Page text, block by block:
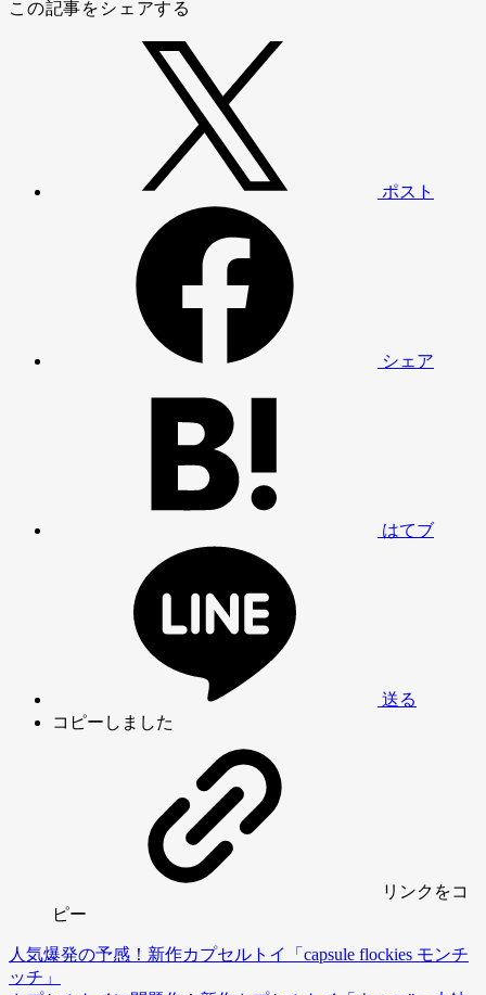
この記事をシェアする
ポスト
シェア
はてブ
送る
コピーしました
リンク をコ
ピー
人気爆発の予感！新作カプセルトイ「capsule flockies モンチ
ッチ」